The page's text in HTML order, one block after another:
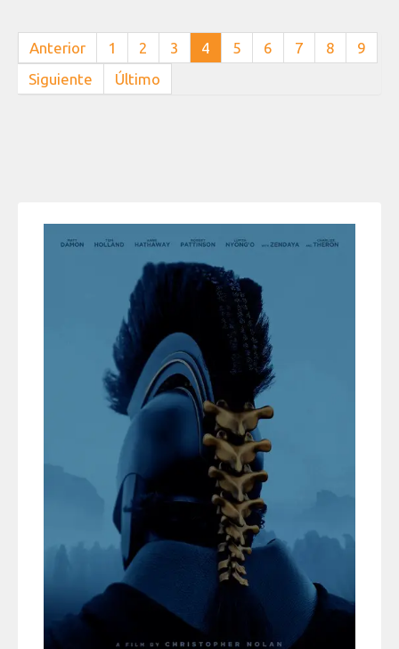
Anterior 1 2 3 4 5 6 7 8
9
Siguiente
Último